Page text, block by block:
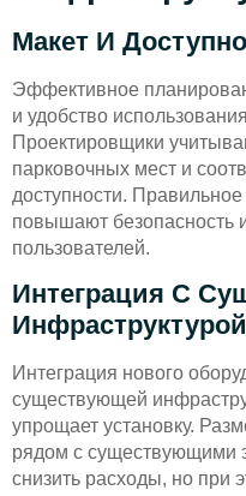
Макет И
Эффективное
и удобство
Проектировщики
парковочных мест и
доступности.
повышают безопасность
пользователей.
Интеграция С
Инфраструктурой
Интеграция нового
существующей
упрощает установку.
рядом с существующими
снизить расходы, но при